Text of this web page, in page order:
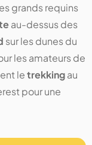
grands requins
au-dessus des
sur les dunes du
les amateurs de
letrekkingau
pour une